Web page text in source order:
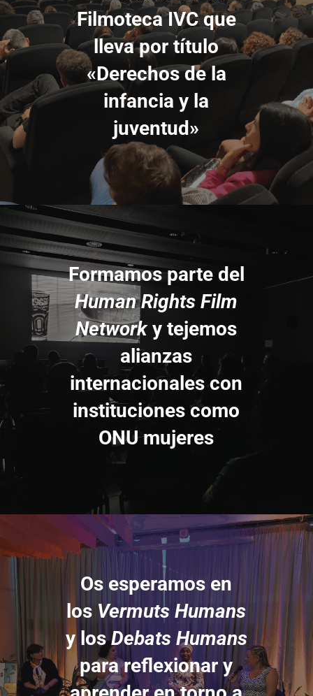
Filmoteca IVC que
lleva por título
«Derechos de la
infancia y la
juventud»
Formamos parte del
Human Rights Film
Networky tejemos
alianzas
internacionales con
instituciones como
ONU mujeres
Os esperamos en
los Vermuts Humans
y losDebats Humans
para reflexionar y